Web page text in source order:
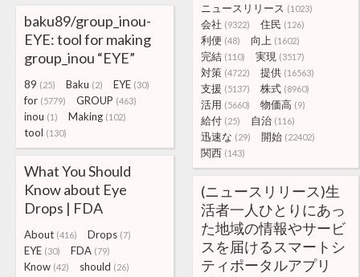
ニュースリリース (1023)
会社 (9322) 住民 (126)
利便 (48) 向上 (1602)
完結 (110) 実現 (3517)
対策 (4722) 提供 (16563)
支援 (5137) 株式 (8960)
活用 (5660) 物価高 (9)
給付 (25) 自治 (116)
迅速な (29) 開始 (22402)
関西 (143)
baku89/group_inou-
EYE: tool for making
group_inou “EYE”
89 (25) Baku (2) EYE (30)
for (5779) GROUP (463)
inou (1) Making (102)
tool (130)
What You Should
Know about Eye
Drops | FDA
About (416) Drops (7)
EYE (30) FDA (79)
Know (42) should (26)
(ニュースリリース)生
活者一人ひとりにあっ
た地域の情報やサービ
スを届けるスマートシ
ティポータルアプリ